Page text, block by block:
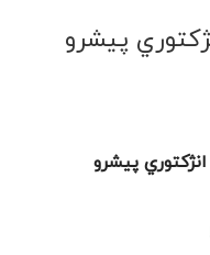
پیشرو
پیشرو